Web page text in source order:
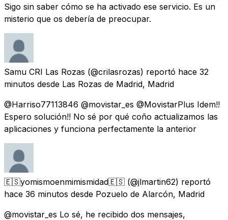
Sigo sin saber cómo se ha activado ese servicio. Es un
misterio que os debería de preocupar.
Samu CRI Las Rozas (@crilasrozas) reportó hace 32
minutos desde Las Rozas de Madrid, Madrid
@Harriso77113846 @movistar_es @MovistarPlus Idem!!
Espero solución!! No sé por qué coño actualizamos las
aplicaciones y funciona perfectamente la anterior
🇪🇸yomismoenmimismidad🇪🇸 (@jlmartin62) reportó
hace 36 minutos desde Pozuelo de Alarcón, Madrid
@movistar_es Lo sé, he recibido dos mensajes,